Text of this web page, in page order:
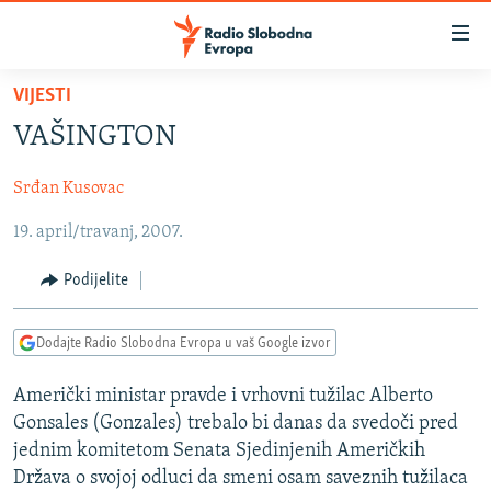
Pređite
glavni
Pređite
na
navigaciju
Pređite
na
pretragu
VIJESTI
SRBIJA
KOSOVO
CRNA GORA
VIZUELNO
VIDEO
FOTOGALERIJE
INFOGRAFIKE
PODCASTI
RAT U UKRAJINI
KINA NA BALKANU
RSE PRIČE IZ SVIJETA
VIJESTI
VAŠINGTON
Srđan Kusovac
19. april/travanj, 2007.
Podijelite
Dodajte Radio Slobodna Evropa u vaš Google izvor
Američki ministar pravde i vrhovni tužilac Alberto
Gonsales (Gonzales) trebalo bi danas da svedoči pred
jednim komitetom Senata Sjedinjenih Američkih
Država o svojoj odluci da smeni osam saveznih tužilaca